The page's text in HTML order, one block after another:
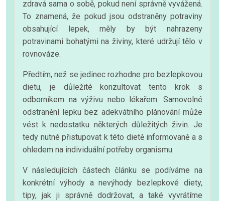
zdravá sama o sobě, pokud není správně vyvážená.
To znamená, že pokud jsou odstraněny potraviny
obsahující lepek, měly by být nahrazeny
potravinami bohatými na živiny, které udržují tělo v
rovnováze.
Předtím, než se jedinec rozhodne pro bezlepkovou
dietu, je důležité konzultovat tento krok s
odborníkem na výživu nebo lékařem. Samovolné
odstranění lepku bez adekvátního plánování může
vést k nedostatku některých důležitých živin. Je
tedy nutné přistupovat k této dietě informovaně a s
ohledem na individuální potřeby organismu.
V následujících částech článku se podíváme na
konkrétní výhody a nevýhody bezlepkové diety,
tipy, jak ji správně dodržovat, a také vyvrátíme